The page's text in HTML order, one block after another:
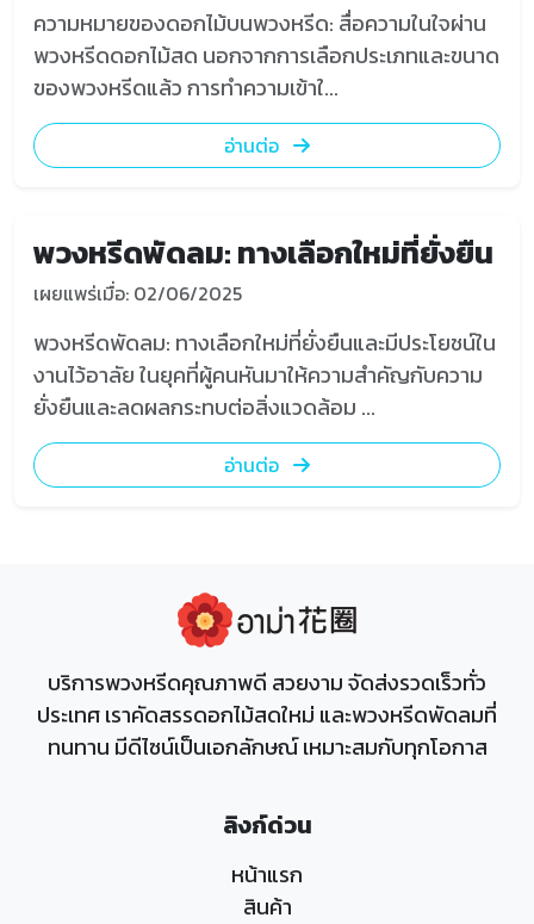
ความหมายของดอกไม้บนพวงหรีด: สื่อความในใจผ่าน
พวงหรีดดอกไม้สด นอกจากการเลือกประเภทและขนาด
ของพวงหรีดแล้ว การทำความเข้าใ...
อ่านต่อ
พวงหรีดพัดลม: ทางเลือกใหม่ที่ยั่งยืน
เผยแพร่เมื่อ: 02/06/2025
พวงหรีดพัดลม: ทางเลือกใหม่ที่ยั่งยืนและมีประโยชน์ใน
งานไว้อาลัย ในยุคที่ผู้คนหันมาให้ความสำคัญกับความ
ยั่งยืนและลดผลกระทบต่อสิ่งแวดล้อม ...
อ่านต่อ
บริการพวงหรีดคุณภาพดี สวยงาม จัดส่งรวดเร็วทั่ว
ประเทศ เราคัดสรรดอกไม้สดใหม่ และพวงหรีดพัดลมที่
ทนทาน มีดีไซน์เป็นเอกลักษณ์ เหมาะสมกับทุกโอกาส
ลิงก์ด่วน
หน้าแรก
สินค้า